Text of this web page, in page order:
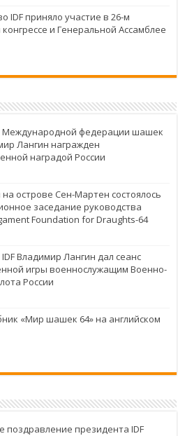
IDF приняло участие в 26-м
и Генеральной Ассамблее
Международной федерации шашек
Лангин награжден
наградой России
острове Сен-Мартен состоялось
заседание руководства
Foundation for Draughts-64
Владимир Лангин дал сеанс
игры военнослужащим Военно-
России
«Мир шашек 64» на английском
поздравление президента IDF